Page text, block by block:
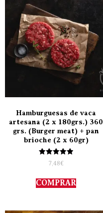
Hamburguesas de vaca
artesana (2 x 180grs.) 360
grs. (Burger meat) + pan
brioche (2 x 60gr)
Valorado
con
de 5
7,48€
COMPRAR